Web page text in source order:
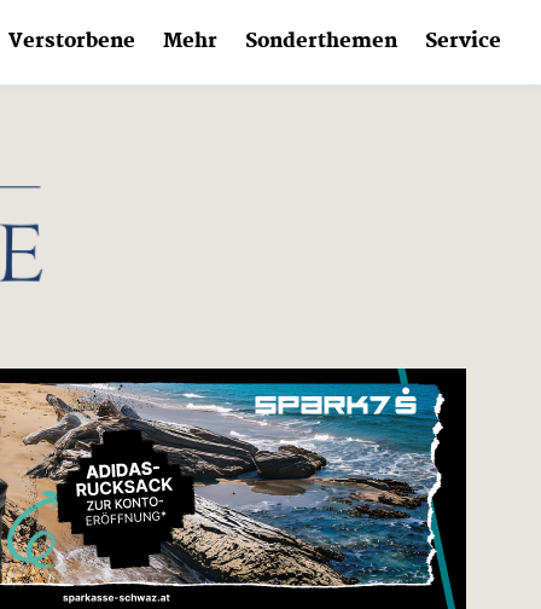
Verstorbene Mehr Sonderthemen Service